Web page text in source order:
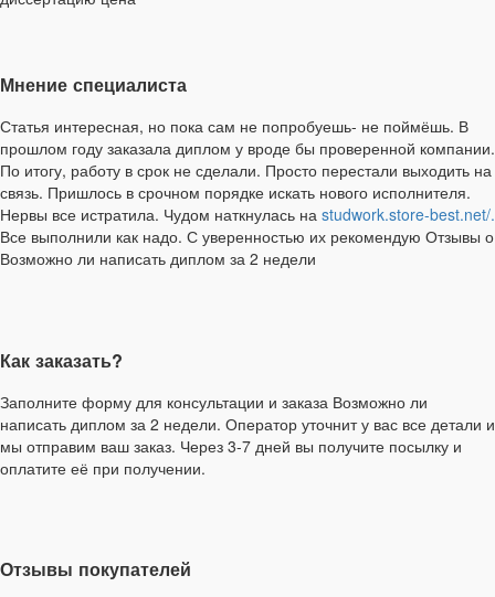
Мнение специалиста
Статья интересная, но пока сам не попробуешь- не поймёшь. В
прошлом году заказала диплом у вроде бы проверенной компании.
По итогу, работу в срок не сделали. Просто перестали выходить на
связь. Пришлось в срочном порядке искать нового исполнителя.
Нервы все истратила. Чудом наткнулась на studwork.store-best.net/.
Все выполнили как надо. С уверенностью их рекомендую Отзывы о
Возможно ли написать диплом за 2 недели
Как заказать?
Заполните форму для консультации и заказа Возможно ли
написать диплом за 2 недели. Оператор уточнит у вас все детали и
мы отправим ваш заказ. Через 3-7 дней вы получите посылку и
оплатите её при получении.
Отзывы покупателей